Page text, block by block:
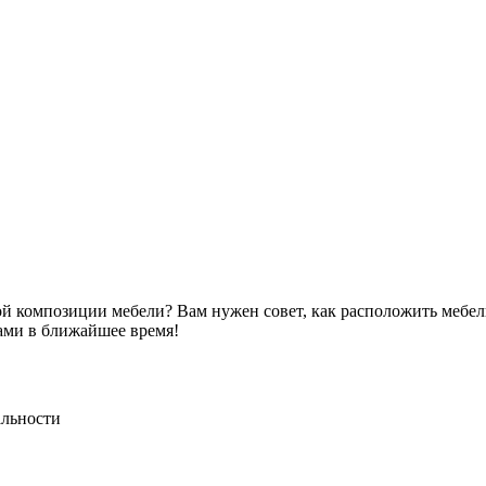
композиции мебели? Вам нужен совет, как расположить
в ближайшее время!